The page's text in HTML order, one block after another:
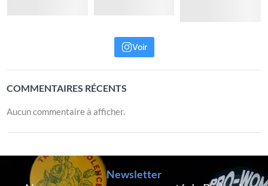
Voir
COMMENTAIRES RÉCENTS
Aucun commentaire à afficher.
Newsletter